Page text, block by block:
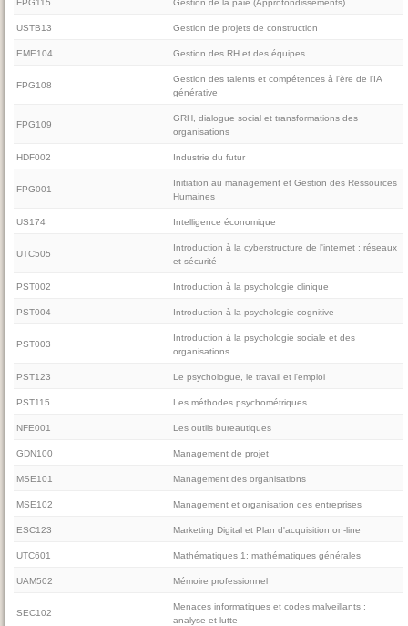
FPG115 Gestion de la paie (Approfondissements)
USTB13 Gestion de projets de construction
EME104 Gestion des RH et des équipes
FPG108
Gestion des talents et compétences à l'ère de l'IA
générative
FPG109
GRH, dialogue social et transformations des
organisations
HDF002 Industrie du futur
FPG001
Initiation au management et Gestion des Ressources
Humaines
US174 Intelligence économique
UTC505
Introduction à la cyberstructure de l'internet : réseaux
et sécurité
PST002 Introduction à la psychologie clinique
PST004 Introduction à la psychologie cognitive
PST003
Introduction à la psychologie sociale et des
organisations
PST123 Le psychologue, le travail et l'emploi
PST115 Les méthodes psychométriques
NFE001 Les outils bureautiques
GDN100 Management de projet
MSE101 Management des organisations
MSE102 Management et organisation des entreprises
ESC123 Marketing Digital et Plan d'acquisition on-line
UTC601 Mathématiques 1: mathématiques générales
UAM502 Mémoire professionnel
SEC102
Menaces informatiques et codes malveillants :
analyse et lutte